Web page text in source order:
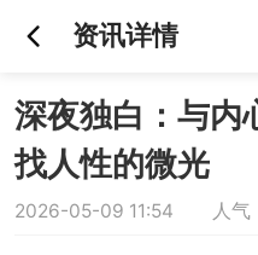
资讯详情
深夜独白：与内
找人性的微光
2026-05-09 11:54 人气